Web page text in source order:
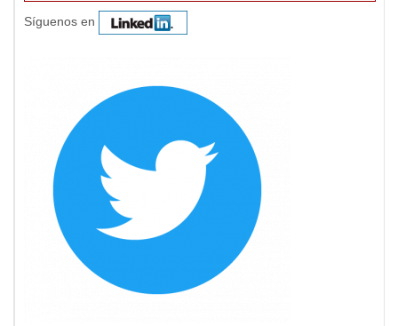
Síguenos en